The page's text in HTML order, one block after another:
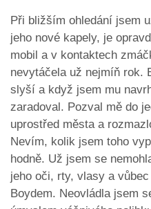
Při bližším ohledání jsem
jeho nové kapely, je
mobil a v kontaktech
nevytáčela už nejmíň rok.
slyší a když jsem mu
zaradoval. Pozval mě do
uprostřed města a
Nevím, kolik jsem toho
hodně. Už jsem se
jeho oči, rty, vlasy a
Boydem. Neovládla jsem